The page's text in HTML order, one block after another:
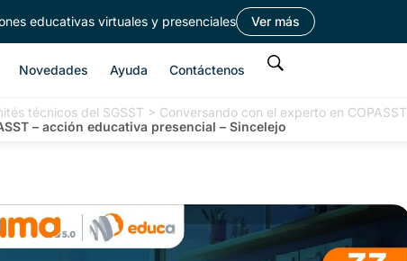
educativas virtuales y presenciales Ver más
Novedades Ayuda Contáctenos
técnicos del SGSST > Conversando con el experto en
– acción educativa presencial – Sincelejo